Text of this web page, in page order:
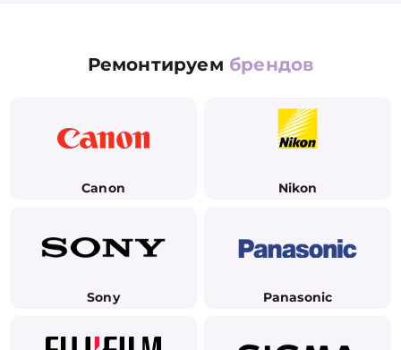
Ремонтируем брендов
Canon Nikon
Sony Panasonic